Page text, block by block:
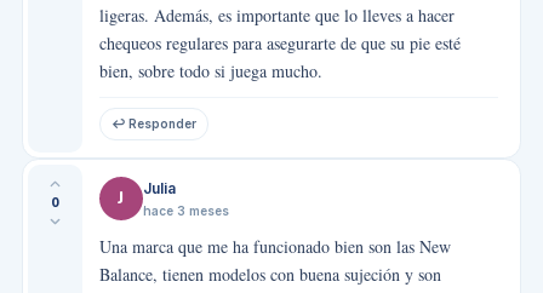
ligeras. Además, es importante que lo lleves a hacer
chequeos regulares para asegurarte de que su pie esté
bien, sobre todo si juega mucho.
↩ Responder
0 J Julia
hace 3 meses
Una marca que me ha funcionado bien son las New
Balance, tienen modelos con buena sujeción y son